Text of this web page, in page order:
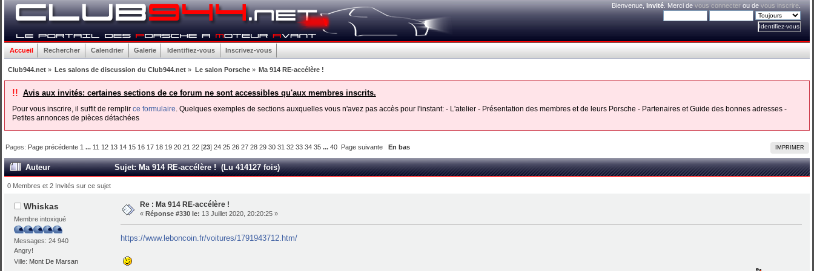
Bienvenue,Invité . Merci devous connecter ou devous inscrire
Accueil Rechercher Calendrier Galerie Identifiez-vous Inscrivez-vous
Club944.net» Les salons de discussion du Club944.net » Le salon Porsche» Ma 914 RE-accélère !
!! Avis aux invités: certaines sections de ce forum ne sont accessibles qu'aux membres inscrits.
Pour vous inscrire, il suffit de remplir ce formulaire. Quelques exemples de sections auxquelles vous n'avez pas accès pour l'instant: - L'atelier - Présentation des membres et de leurs Porsche - Partenaires et Guide des bonnes adresses -
Petites annonces de pièces détachées
IMPRIMER
Pages: Page précédente 1 ... 11 12 13 14 15 16 17 18 19 20 21 22[23] 24 25 26 27 28 29 30 31 32 33 34 35 ... 40 Page suivante En bas
Auteur Sujet: Ma 914 RE-accélère ! (Lu 414127 fois)
0 Membres et 2 Invités sur ce sujet
Whiskas
Membre intoxiqué
Messages: 24 940
Angry!
Ville: Mont De Marsan
Re : Ma 914 RE-accélère !
« Réponse #330 le: 13 Juillet 2020, 20:20:25 »
https://www.leboncoin.fr/voitures/1791943712.htm/